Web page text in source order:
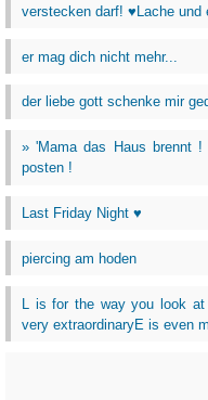
verstecken darf! ♥Lache und
er mag dich nicht mehr...
der liebe gott schenke mir
» 'Mama das Haus brennt
posten !
Last Friday Night ♥
piercing am hoden
L is for the way you look
very extraordinaryE is even